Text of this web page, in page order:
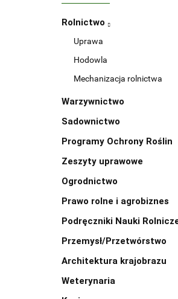
Rolnictwo
Uprawa
Hodowla
Mechanizacja rolnictwa
Warzywnictwo
Sadownictwo
Programy Ochrony Roślin
Zeszyty uprawowe
Ogrodnictwo
Prawo rolne i agrobiznes
Podręczniki Nauki
Przemysł/Przetwórstwo
Architektura krajobrazu
Weterynaria